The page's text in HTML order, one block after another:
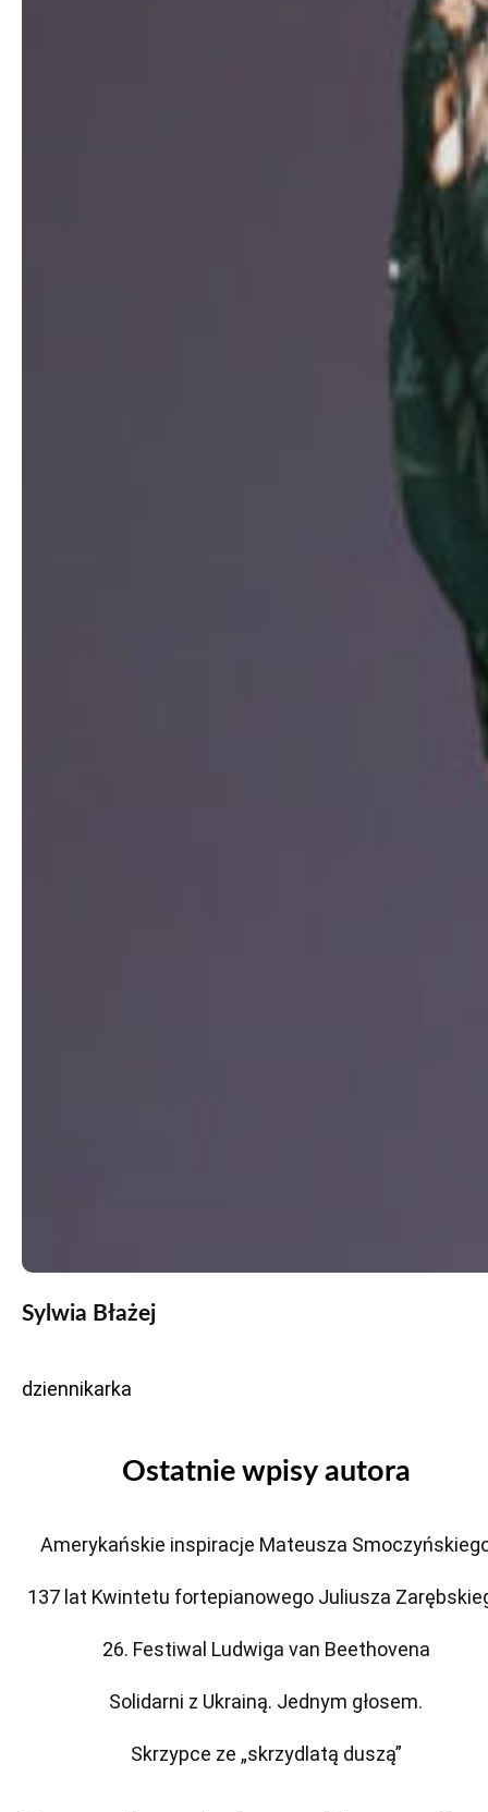
Sylwia Błażej
dziennikarka
Ostatnie wpisy autora
Amerykańskie inspiracje Mateusza
137 lat Kwintetu fortepianowego Juliusza
26. Festiwal Ludwiga van Beethovena
Solidarni z Ukrainą. Jednym głosem.
Skrzypce ze „skrzydlatą duszą”